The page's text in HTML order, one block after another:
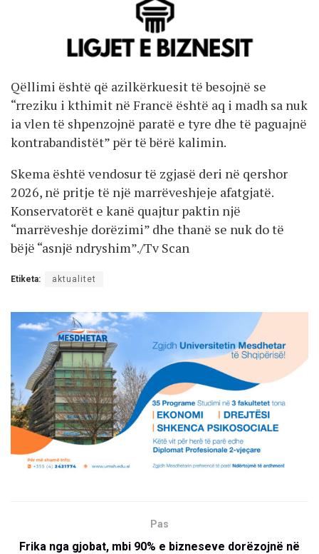
Qëllimi është që azilkërkuesit të besojnë se
“rreziku i kthimit në Francë është aq i madh sa nuk
ia vlen të shpenzojnë paratë e tyre dhe të paguajnë
kontrabandistët” për të bërë kalimin.
Skema është vendosur të zgjasë deri në qershor
2026, në pritje të një marrëveshjeje afatgjatë.
Konservatorët e kanë quajtur paktin një
“marrëveshje dorëzimi” dhe thanë se nuk do të
bëjë “asnjë ndryshim”./Tv Scan
Etiketa: aktualitet
Pas
Frika nga gjobat, mbi 90% e bizneseve dorëzojnë në